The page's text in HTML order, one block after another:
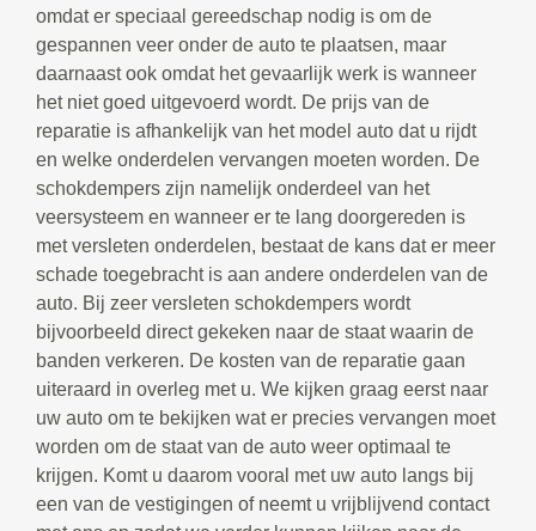
omdat er speciaal gereedschap nodig is om de
gespannen veer onder de auto te plaatsen, maar
daarnaast ook omdat het gevaarlijk werk is wanneer
het niet goed uitgevoerd wordt. De prijs van de
reparatie is afhankelijk van het model auto dat u rijdt
en welke onderdelen vervangen moeten worden. De
schokdempers zijn namelijk onderdeel van het
veersysteem en wanneer er te lang doorgereden is
met versleten onderdelen, bestaat de kans dat er meer
schade toegebracht is aan andere onderdelen van de
auto. Bij zeer versleten schokdempers wordt
bijvoorbeeld direct gekeken naar de staat waarin de
banden verkeren. De kosten van de reparatie gaan
uiteraard in overleg met u. We kijken graag eerst naar
uw auto om te bekijken wat er precies vervangen moet
worden om de staat van de auto weer optimaal te
krijgen. Komt u daarom vooral met uw auto langs bij
een van de vestigingen of neemt u vrijblijvend contact